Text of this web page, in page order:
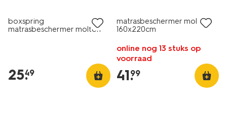
boxspring
matrasbeschermer molton
25.
49
matrasbeschermer molton
160x220cm
online nog 13 stuks op
voorraad
41.
99